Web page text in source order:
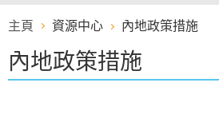
主頁 資源中心 內地政策措施
內地政策措施